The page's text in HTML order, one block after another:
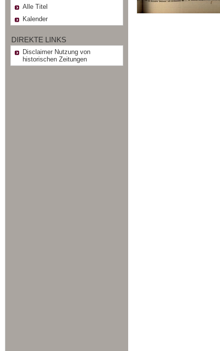
Alle Titel
Kalender
DIREKTE LINKS
Disclaimer Nutzung von
historischen Zeitungen